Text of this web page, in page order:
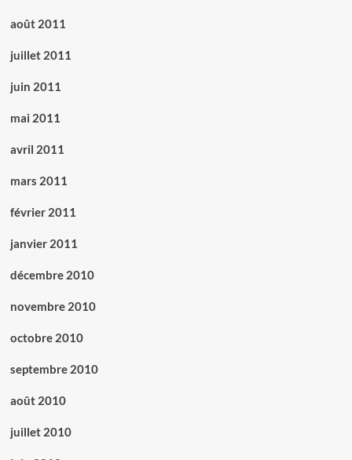
août 2011
juillet 2011
juin 2011
mai 2011
avril 2011
mars 2011
février 2011
janvier 2011
décembre 2010
novembre 2010
octobre 2010
septembre 2010
août 2010
juillet 2010